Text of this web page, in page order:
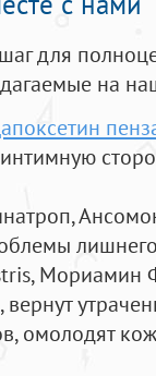
для
на
Мориамин
омолодят